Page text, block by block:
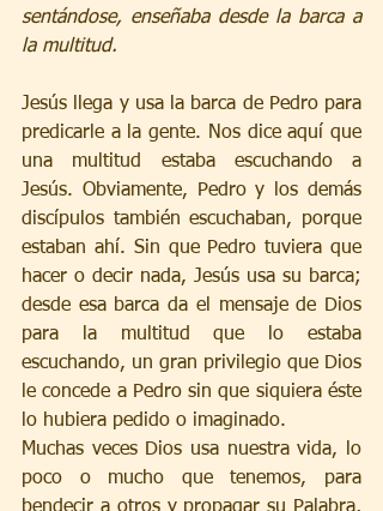
sentándose, enseñaba desde la barca a
la multitud.
Jesús llega y usa la barca de Pedro para
predicarle a la gente. Nos dice aquí que
una multitud estaba escuchando a
Jesús. Obviamente, Pedro y los demás
discípulos también escuchaban, porque
estaban ahí. Sin que Pedro tuviera que
hacer o decir nada, Jesús usa su barca;
desde esa barca da el mensaje de Dios
para la multitud que lo estaba
escuchando, un gran privilegio que Dios
le concede a Pedro sin que siquiera éste
lo hubiera pedido o imaginado.
Muchas veces Dios usa nuestra vida, lo
poco o mucho que tenemos, para